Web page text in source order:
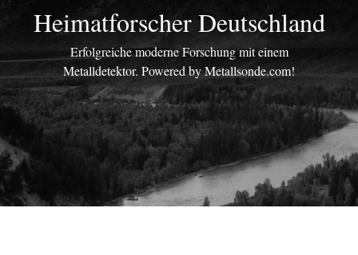
Heimatforscher Deutschland
Erfolgreiche moderne Forschung mit einem
Metalldetektor. Powered by Metallsonde.com!